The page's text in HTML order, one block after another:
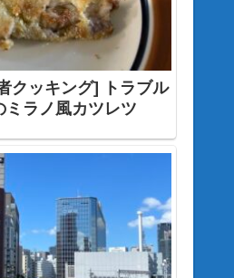
クッキング] トラブル
ラノ風カツレツ